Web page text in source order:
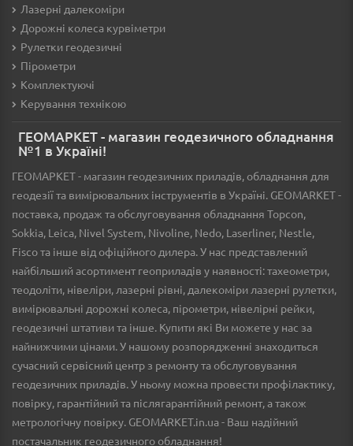
Лазерні далекоміри
Дорожні колеса курвіметри
Рулетки геодезичні
Пірометри
Комплектуючі
Керування технікою
ГЕОМАРКЕТ - магазин геодезичного обладнання
№1 в Україні!
ГЕОМАРКЕТ - магазин геодезичних приладів, обладнання для
геодезії та вимірювальних інструментів в Україні. GEOMARKET -
поставка, продаж та обслуговування обладнання Topcon,
Sokkia, Leica, Nivel System, Nivoline, Nedo, Laserliner, Nestle,
Fisco та інше від офіційного дилера. У нас представлений
найбільший асортимент геоприладів у наявності: тахеометри,
теодоліти, нівеліри, лазерні рівні, далекоміри лазерні рулетки,
вимірювальні дорожні колеса, пірометри, нівелірні рейки,
геодезичні штативи та інше. Купити які Ви можете у нас за
найнижчими цінами. У нашому розпорядженні знаходиться
сучасний сервісний центр з ремонту та обслуговування
геодезичних приладів. У ньому можна провести профілактику,
повірку, гарантійний та післягарантійний ремонт, а також
метрологічну повірку. GEOMARKET.in.ua - Ваш надійний
постачальник геодезичного обладнання!